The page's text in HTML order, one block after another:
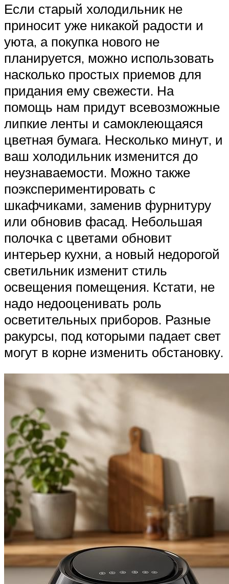
Если старый холодильник не
приносит уже никакой радости и
уюта, а покупка нового не
планируется, можно использовать
насколько простых приемов для
придания ему свежести. На
помощь нам придут всевозможные
липкие ленты и самоклеющаяся
цветная бумага. Несколько минут, и
ваш холодильник изменится до
неузнаваемости. Можно также
поэкспериментировать с
шкафчиками, заменив фурнитуру
или обновив фасад. Небольшая
полочка с цветами обновит
интерьер кухни, а новый недорогой
светильник изменит стиль
освещения помещения. Кстати, не
надо недооценивать роль
осветительных приборов. Разные
ракурсы, под которыми падает свет
могут в корне изменить обстановку.